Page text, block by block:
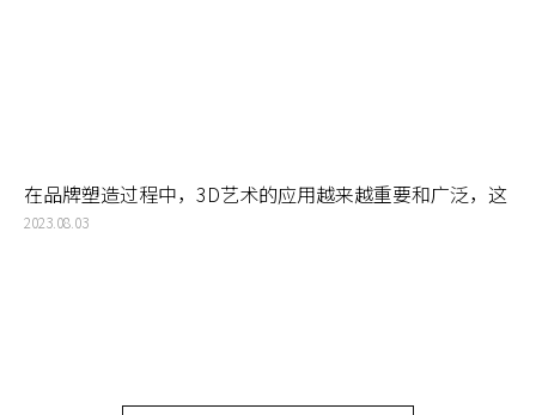
在品牌塑造过程中，3D艺术的应用越来越重要和广泛，这
是一种新的突破，为品牌的视觉设计带来更多的可能性
2023.08.03